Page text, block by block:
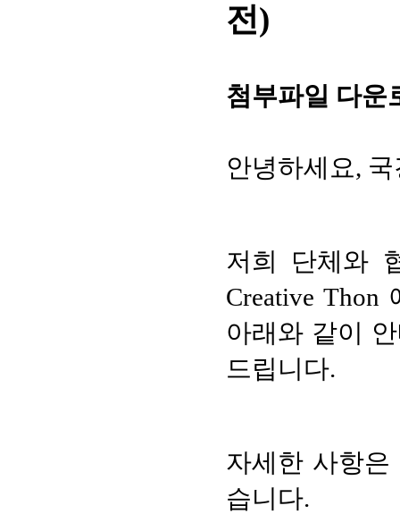
전)
첨부파일 다운
안녕하세요,
저희 단체와
Creative Thon
아래와 같이
드립니다.
자세한 사항
습니다.